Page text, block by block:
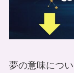
夢の意味につ